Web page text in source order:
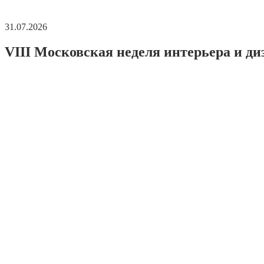
31.07.2026
VIII Московская неделя интерьера и